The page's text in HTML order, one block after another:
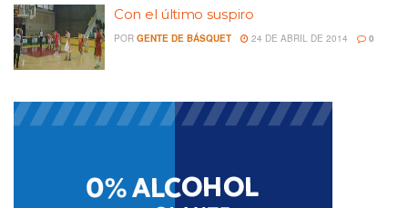
Con el último suspiro
POR GENTE DE BÁSQUET 24 DE ABRIL DE 2014 0